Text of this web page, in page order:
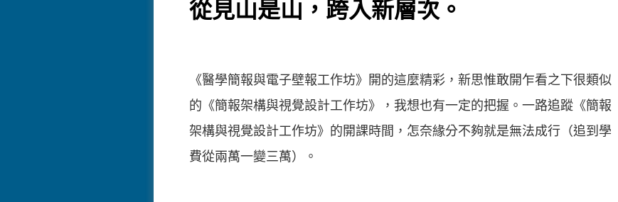
從見山是山，跨入新層次。
《醫學簡報與電子壁報工作坊》開的這麼精彩，新思惟敢開乍看之下很類似
的《簡報架構與視覺設計工作坊》，我想也有一定的把握。一路追蹤《簡報
架構與視覺設計工作坊》的開課時間，怎奈緣分不夠就是無法成行（追到學
費從兩萬一變三萬）。